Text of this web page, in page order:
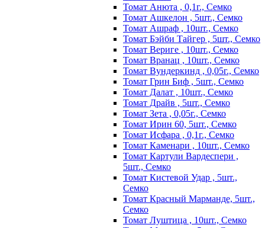
Томат Анюта , 0,1г., Семко
Томат Ашкелон , 5шт., Семко
Томат Ашраф , 10шт., Семко
Томат Бэйби Тайгер , 5шт., Семко
Томат Вериге , 10шт., Семко
Томат Вранац , 10шт., Семко
Томат Вундеркинд , 0,05г., Семко
Томат Грин Биф , 5шт., Семко
Томат Далат , 10шт., Семко
Томат Драйв , 5шт., Семко
Томат Зета , 0,05г., Семко
Томат Ирин 60, 5шт., Семко
Томат Исфара , 0,1г., Семко
Томат Каменари , 10шт., Семко
Томат Картули Вардеспери ,
5шт., Семко
Томат Кистевой Удар , 5шт.,
Семко
Томат Красный Марманде, 5шт.,
Семко
Томат Луштица , 10шт., Семко